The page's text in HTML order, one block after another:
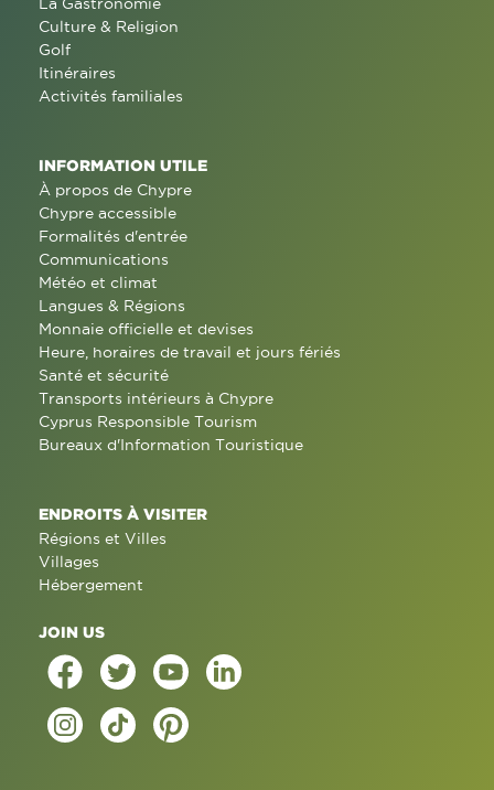
Culture & Religion
Golf
Itinéraires
Activités familiales
INFORMATION UTILE
À propos de Chypre
Chypre accessible
Formalités d'entrée
Communications
Météo et climat
Langues & Régions
Monnaie officielle et devises
Heure, horaires de travail et jours fériés
Santé et sécurité
Transports intérieurs à Chypre
Cyprus Responsible Tourism
Bureaux d'Information Touristique
ENDROITS À VISITER
Régions et Villes
Villages
Hébergement
JOIN US